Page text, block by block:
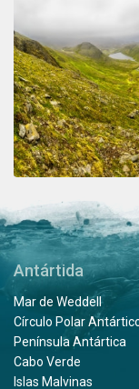
Antártida
Mar de Weddell
Círculo Polar
Península Antártica
Cabo Verde
Islas Malvinas